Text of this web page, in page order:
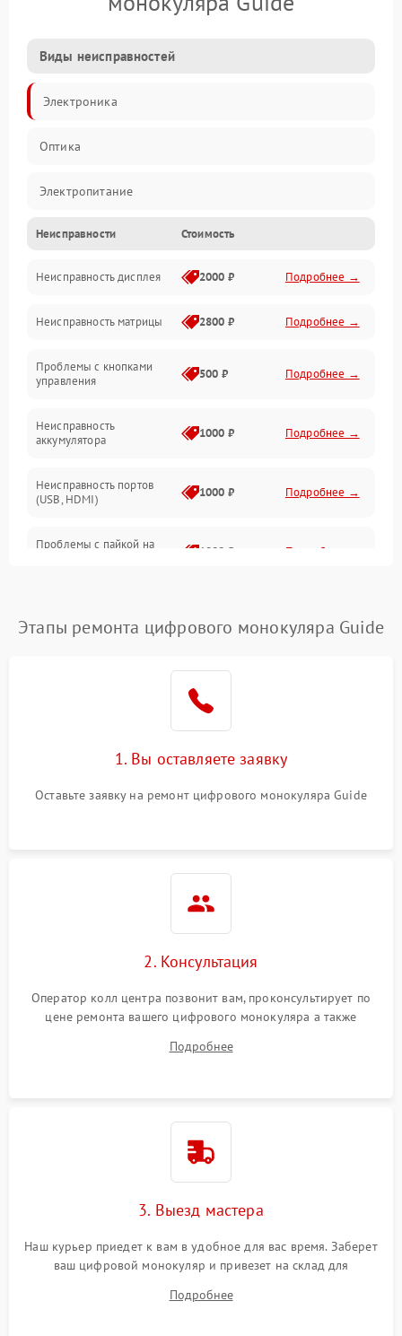
Виды неисправностей
Электроника
Оптика
Электропитание
Видео
ПО
Управление
Механические повреждения
Неисправности Стоимость
Неисправность дисплея 2000 ₽ Подробнее →
Неисправность матрицы 2800 ₽ Подробнее →
Проблемы с кнопками
управления
500 ₽ Подробнее →
Неисправность
аккумулятора
1000 ₽ Подробнее →
Неисправность портов
(USB, HDMI)
1000 ₽ Подробнее →
Проблемы с пайкой на
1000 ₽ Подробнее →
500 ₽
1500 ₽
изображения
1000 ₽ Подробнее →
2000 ₽
Проблемы с заземлением 1000 ₽
Повреждение печатной
платы
Этапы ремонта цифрового монокуляра Guide
1. Вы оставляете заявку
Оставьте заявку на ремонт цифрового монокуляра Guide
2. Консультация
Оператор колл центра позвонит вам, проконсультирует по
цене ремонта вашего цифрового монокуляра а также
Подробнее
3. Выезд мастера
Наш курьер приедет к вам в удобное для вас время. Заберет
ваш цифровой монокуляр и привезет на склад для
Подробнее